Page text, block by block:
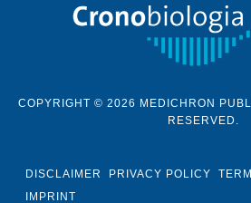
COPYRIGHT © 2026 MEDICHRON
RESERVED.
DISCLAIMER PRIVACY POLICY
IMPRINT